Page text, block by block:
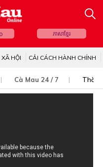
ភាសាខ្មែរ
XÃ HỘI CẢI CÁCH HÀNH CHÍNH
Cà Mau 24 / 7 Thời